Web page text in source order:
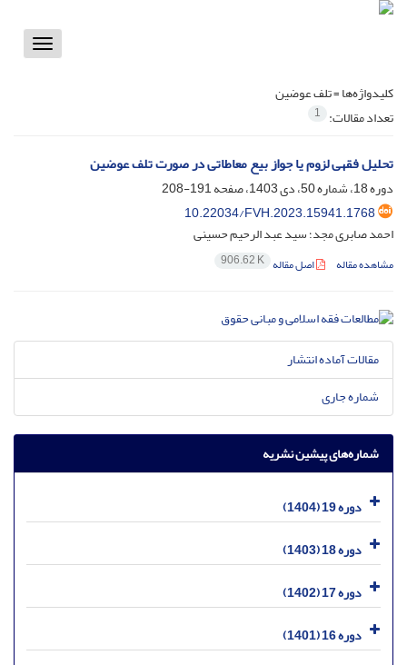
Toggle
کلیدواژه‌ها =تلف عوضین
تعداد مقالات: 1
تحلیل فقهی لزوم یا جواز بیع معاطاتی در صورت تلف عوضین
دوره 18، شماره 50، دی 1403، صفحه
191-208
10.22034/FVH.2023.15941.1768
احمد صابری مجد؛ سید عبد الرحیم حسینی
مشاهده مقاله اصل مقاله 906.62 K
مقالات آماده انتشار
شماره جاری
شماره‌های پیشین نشریه
دوره 19 (1404)
دوره 18 (1403)
دوره 17 (1402)
دوره 16 (1401)